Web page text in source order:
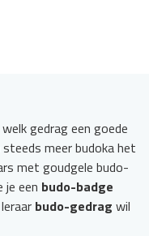
gedrag een goede
meer budoka het
met goudgele budo-
je een budo-badge
budo-gedrag wil